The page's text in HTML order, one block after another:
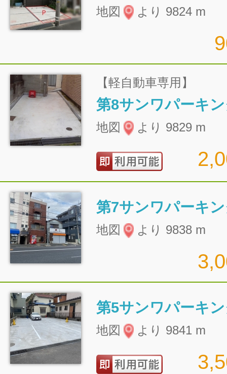
地図 より 9824 m
【軽自動車専用】
第8サンワパーキ
地図 より 9829 m
第7サンワパーキ
地図 より 9838 m
第5サンワパーキ
地図 より 9841 m